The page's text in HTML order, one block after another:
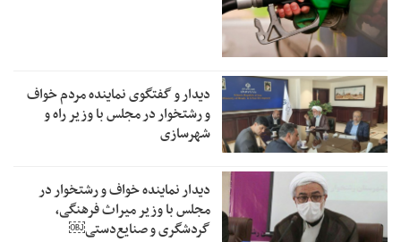
دیدار و گفتگوی نماینده مردم خواف
و رشتخوار در مجلس با وزیر راه و
شهرسازی
دیدار نماینده خواف و رشتخوار در
مجلس با وزیر میراث فرهنگی،
گردشگری و صنایع‌دستی￼